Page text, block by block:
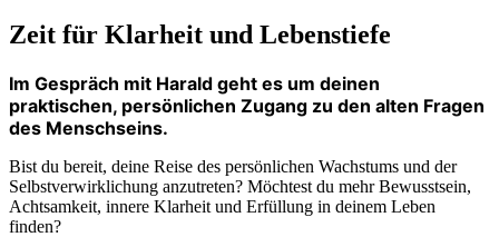
Zeit für Klarheit und Lebenstiefe
Im Gespräch mit Harald geht es um deinen
praktischen, persönlichen Zugang zu den alten Fragen
des Menschseins.
Bist du bereit, deine Reise des persönlichen Wachstums und der
Selbstverwirklichung anzutreten? Möchtest du mehr Bewusstsein,
Achtsamkeit, innere Klarheit und Erfüllung in deinem Leben
finden?